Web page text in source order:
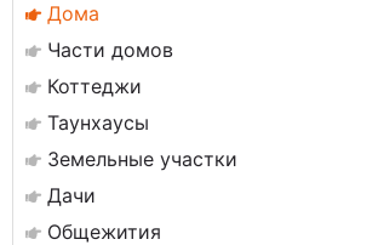
Дома
Части домов
Коттеджи
Таунхаусы
Земельные участки
Дачи
Общежития